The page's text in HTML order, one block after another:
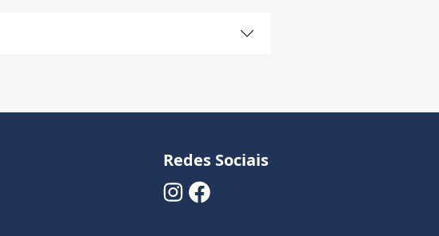
Redes Sociais